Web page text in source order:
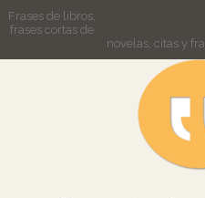
Frases de libros,
frases cortas de
novelas, citas y